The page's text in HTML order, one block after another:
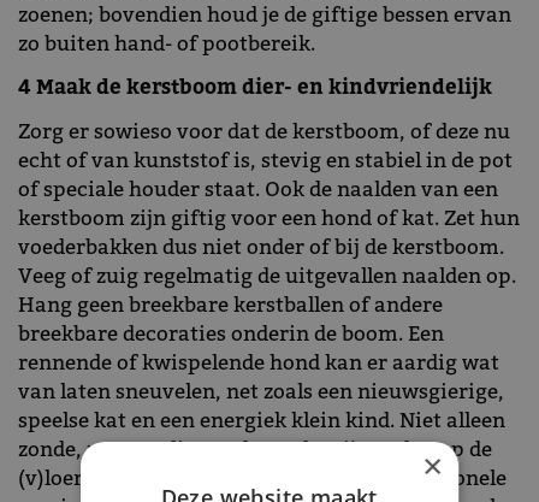
zoenen; bovendien houd je de giftige bessen ervan
zo buiten hand- of pootbereik.
4 Maak de kerstboom dier- en kindvriendelijk
Zorg er sowieso voor dat de kerstboom, of deze nu
echt of van kunststof is, stevig en stabiel in de pot
of speciale houder staat. Ook de naalden van een
kerstboom zijn giftig voor een hond of kat. Zet hun
voederbakken dus niet onder of bij de kerstboom.
Veeg of zuig regelmatig de uitgevallen naalden op.
Hang geen breekbare kerstballen of andere
breekbare decoraties onderin de boom. Een
rennende of kwispelende hond kan er aardig wat
van laten sneuvelen, net zoals een nieuwsgierige,
speelse kat en een energiek klein kind. Niet alleen
zonde, maar er liggen dan ook snijwonden op de
(v)loer. NB Engelenhaar, zo’n heerlijk traditionele
×